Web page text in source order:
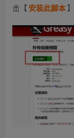
击【 安装此脚本】